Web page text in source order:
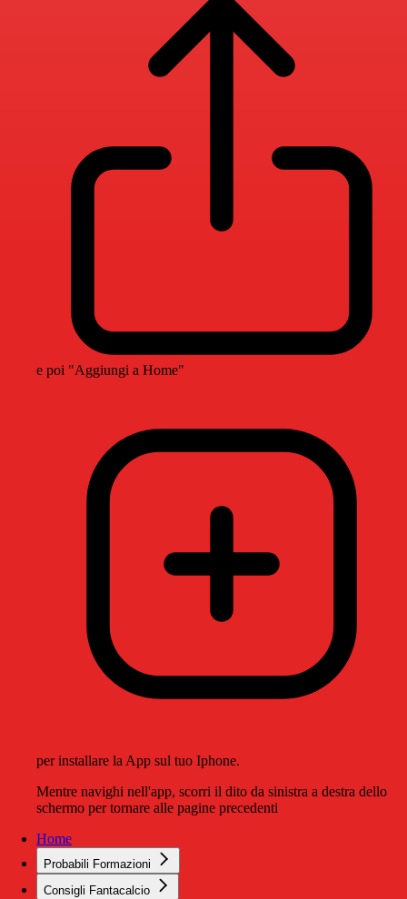
e poi "Aggiungi a Home"
per installare la App sul tuo Iphone.
Mentre navighi nell'app, scorri il dito da sinistra a destra dello
schermo per tornare alle pagine precedenti
Home
Probabili Formazioni
Consigli Fantacalcio